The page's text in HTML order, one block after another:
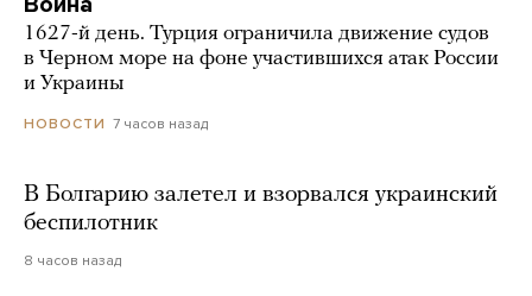
1627-й день. Турция ограничила движение судов
в Черном море на фоне участившихся атак России
и Украины
НОВОСТИ 7 часов назад
В Болгарию залетел и взорвался украинский
беспилотник
8 часов назад